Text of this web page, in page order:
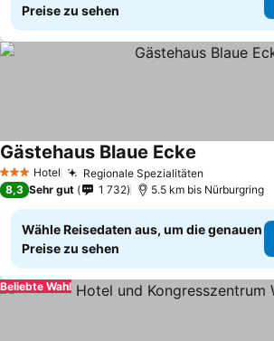
Preise zu sehen
3 SterneHotel Regionale Spezialitäten
Gästehaus Blaue Ecke
8,3 Sehr gut 1 732 5.5 km bis Nürburgring
Wähle Reisedaten aus, um die genauen
Preise zu sehen
Beliebte Wahl